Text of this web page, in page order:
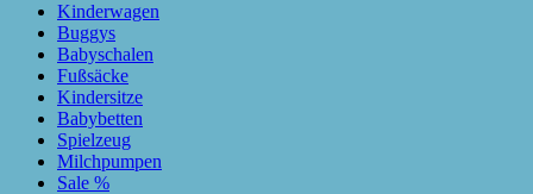
Kinderwagen
Buggys
Babyschalen
Fußsäcke
Kindersitze
Babybetten
Spielzeug
Milchpumpen
Sale %